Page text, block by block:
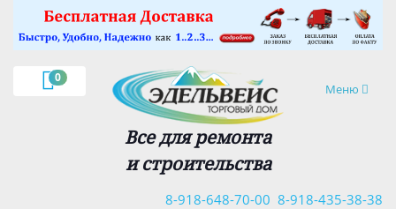
0
Навигация
Меню
Все для ремонта
и строительства
8-918-435-38-38
8-918-648-70-00
×